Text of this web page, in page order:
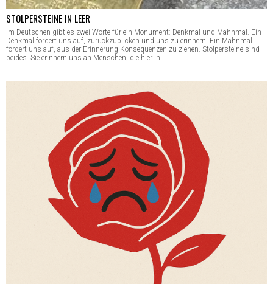
STOLPERSTEINE IN LEER
Im Deutschen gibt es zwei Worte für ein Monument: Denkmal und Mahnmal. Ein
Denkmal fordert uns auf, zurückzublicken und uns zu erinnern. Ein Mahnmal
fordert uns auf, aus der Erinnerung Konsequenzen zu ziehen. Stolpersteine sind
beides. Sie erinnern uns an Menschen, die hier in…